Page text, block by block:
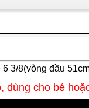
6 3/8(vòng đầu
dùng cho bé